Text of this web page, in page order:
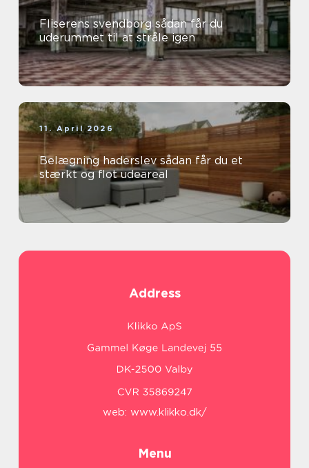
Fliserens svendborg sådan får du
uderummet til at stråle igen
11. April 2026
Belægning haderslev sådan får du et
stærkt og flot udeareal
Address
web: www.klikko.dk/
Menu